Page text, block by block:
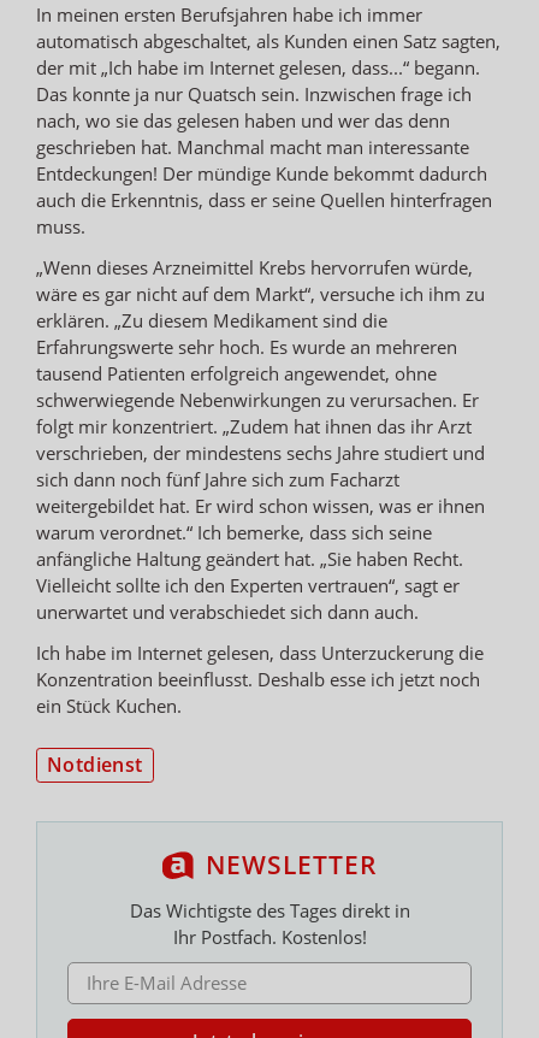
In meinen ersten Berufsjahren habe ich immer
automatisch abgeschaltet, als Kunden einen Satz sagten,
der mit „Ich habe im Internet gelesen, dass...“ begann.
Das konnte ja nur Quatsch sein. Inzwischen frage ich
nach, wo sie das gelesen haben und wer das denn
geschrieben hat. Manchmal macht man interessante
Entdeckungen! Der mündige Kunde bekommt dadurch
auch die Erkenntnis, dass er seine Quellen hinterfragen
muss.
„Wenn dieses Arzneimittel Krebs hervorrufen würde,
wäre es gar nicht auf dem Markt“, versuche ich ihm zu
erklären. „Zu diesem Medikament sind die
Erfahrungswerte sehr hoch. Es wurde an mehreren
tausend Patienten erfolgreich angewendet, ohne
schwerwiegende Nebenwirkungen zu verursachen. Er
folgt mir konzentriert. „Zudem hat ihnen das ihr Arzt
verschrieben, der mindestens sechs Jahre studiert und
sich dann noch fünf Jahre sich zum Facharzt
weitergebildet hat. Er wird schon wissen, was er ihnen
warum verordnet.“ Ich bemerke, dass sich seine
anfängliche Haltung geändert hat. „Sie haben Recht.
Vielleicht sollte ich den Experten vertrauen“, sagt er
unerwartet und verabschiedet sich dann auch.
Ich habe im Internet gelesen, dass Unterzuckerung die
Konzentration beeinflusst. Deshalb esse ich jetzt noch
ein Stück Kuchen.
Notdienst
NEWSLETTER
Das Wichtigste des Tages direkt in
Ihr Postfach. Kostenlos!
E-MAIL ADRESSE